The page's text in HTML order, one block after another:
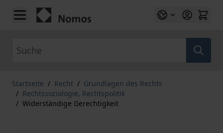
Zum Inhalt springen
Startseite / Recht / Grundlagen des Rechts
/ Rechtssoziologie, Rechtspolitik
/ Widerständige Gerechtigkeit